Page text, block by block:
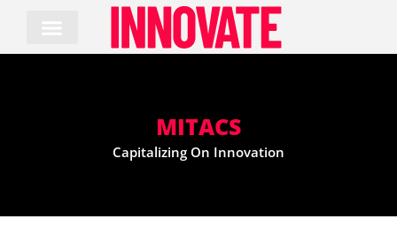
content
MITACS
Capitalizing On Innovation